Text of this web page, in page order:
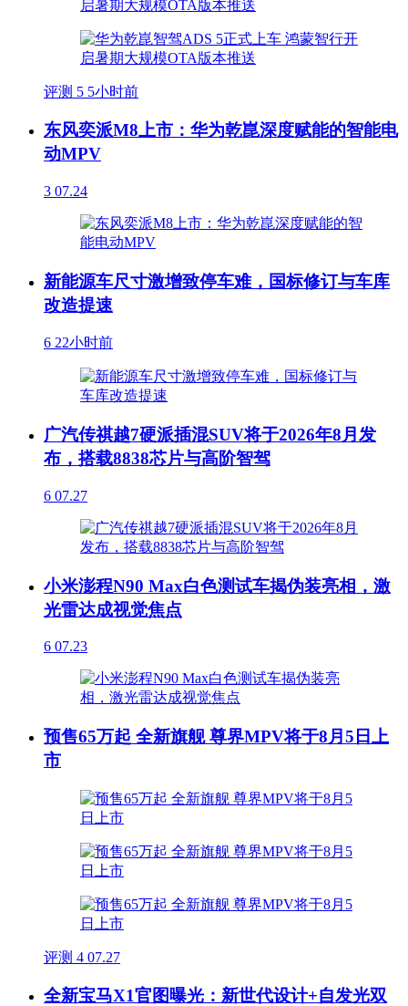
评测 5 5小时前
东风奕派M8上市：华为乾崑深度赋能的智能电
动MPV
3 07.24
新能源车尺寸激增致停车难，国标修订与车库
改造提速
6 22小时前
广汽传祺越7硬派插混SUV将于2026年8月发
布，搭载8838芯片与高阶智驾
6 07.27
小米澎程N90 Max白色测试车揭伪装亮相，激
光雷达成视觉焦点
6 07.23
预售65万起 全新旗舰 尊界MPV将于8月5日上
市
评测 4 07.27
全新宝马X1官图曝光：新世代设计+自发光双